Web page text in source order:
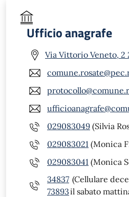
Ufficio anagrafe
Via Vittorio Veneto, 2
029083049 (Silvia
029083021 (Monica
029083041 (Monica
34837
73893
(Cellulare
il sabato